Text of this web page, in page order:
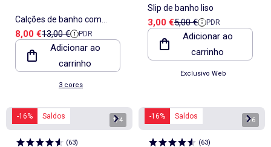
Calções de banho com
padrão
Preço de venda
8,00 €Preço de referência
13,00 € PDR
Adicionar ao
carrinho
3 cores
Slip de banho liso
Preço de venda
3,00 €Preço de referência
5,00 € PDR
Adicionar ao
carrinho
Exclusivo Web
-16% Saldos 1/4
(63)
-16% Saldos 1/6
(63)